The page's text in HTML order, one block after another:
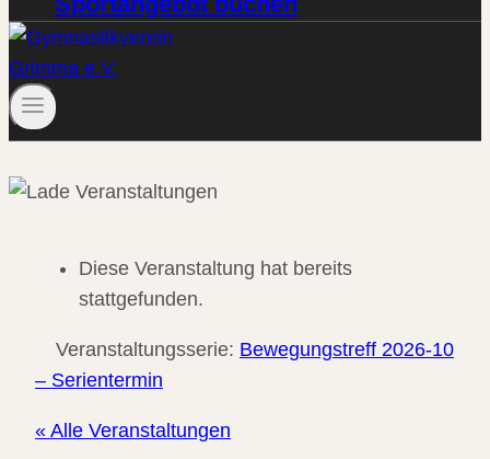
Diese Veranstaltung hat bereits
stattgefunden.
Veranstaltungsserie: Bewegungstreff 2026-10
– Serientermin
« Alle Veranstaltungen